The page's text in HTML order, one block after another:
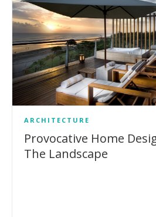
ARCHITECTURE
Provocative Home
The Landscape